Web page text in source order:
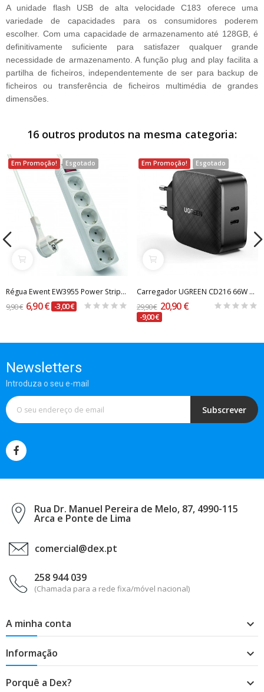
A unidade flash USB de alta velocidade C183 oferece uma
variedade de capacidades para os consumidores poderem
escolher. Com uma capacidade de armazenamento até 128GB, é
definitivamente suficiente para satisfazer qualquer grande
necessidade de armazenamento. A função plug and play facilita a
partilha de ficheiros, independentemente de ser para backup de
ficheiros ou transferência de ficheiros multimédia de grandes
dimensões.
16 outros produtos na mesma categoria:
Em Promoção! Esgotado
Régua Ewent EW3955 Power Strip 5 Tomadas Schuko...
9,90 € 6,90 € -3,00 €
Em Promoção! Esgotado
Carregador UGREEN CD216 66W PD Fast Charger...
29,90 € 20,90 €
-9,00 €
Newsletters
Introduza o seu e-mail
Subscrever
Rua Dr. Manuel Pereira de Melo, 87, 4990-115
Arca e Ponte de Lima
comercial@dex.pt
258 944 039
(Chamada para a rede fixa/móvel nacional)
A minha conta 
Informação 
Porquê a Dex? 